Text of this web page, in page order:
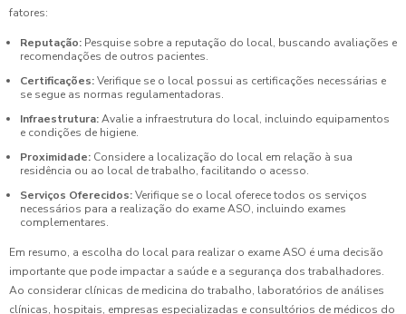
fatores:
Reputação: Pesquise sobre a reputação do local, buscando avaliações e
recomendações de outros pacientes.
Certificações:Verifique se o local possui as certificações necessárias e
se segue as normas regulamentadoras.
Infraestrutura:Avalie a infraestrutura do local, incluindo equipamentos
e condições de higiene.
Proximidade: Considere a localização do local em relação à sua
residência ou ao local de trabalho, facilitando o acesso.
Serviços Oferecidos:Verifique se o local oferece todos os serviços
necessários para a realização do exame ASO, incluindo exames
complementares.
Em resumo, a escolha do local para realizar o exame ASO é uma decisão
importante que pode impactar a saúde e a segurança dos trabalhadores.
Ao considerar clínicas de medicina do trabalho, laboratórios de análises
clínicas, hospitais, empresas especializadas e consultórios de médicos do